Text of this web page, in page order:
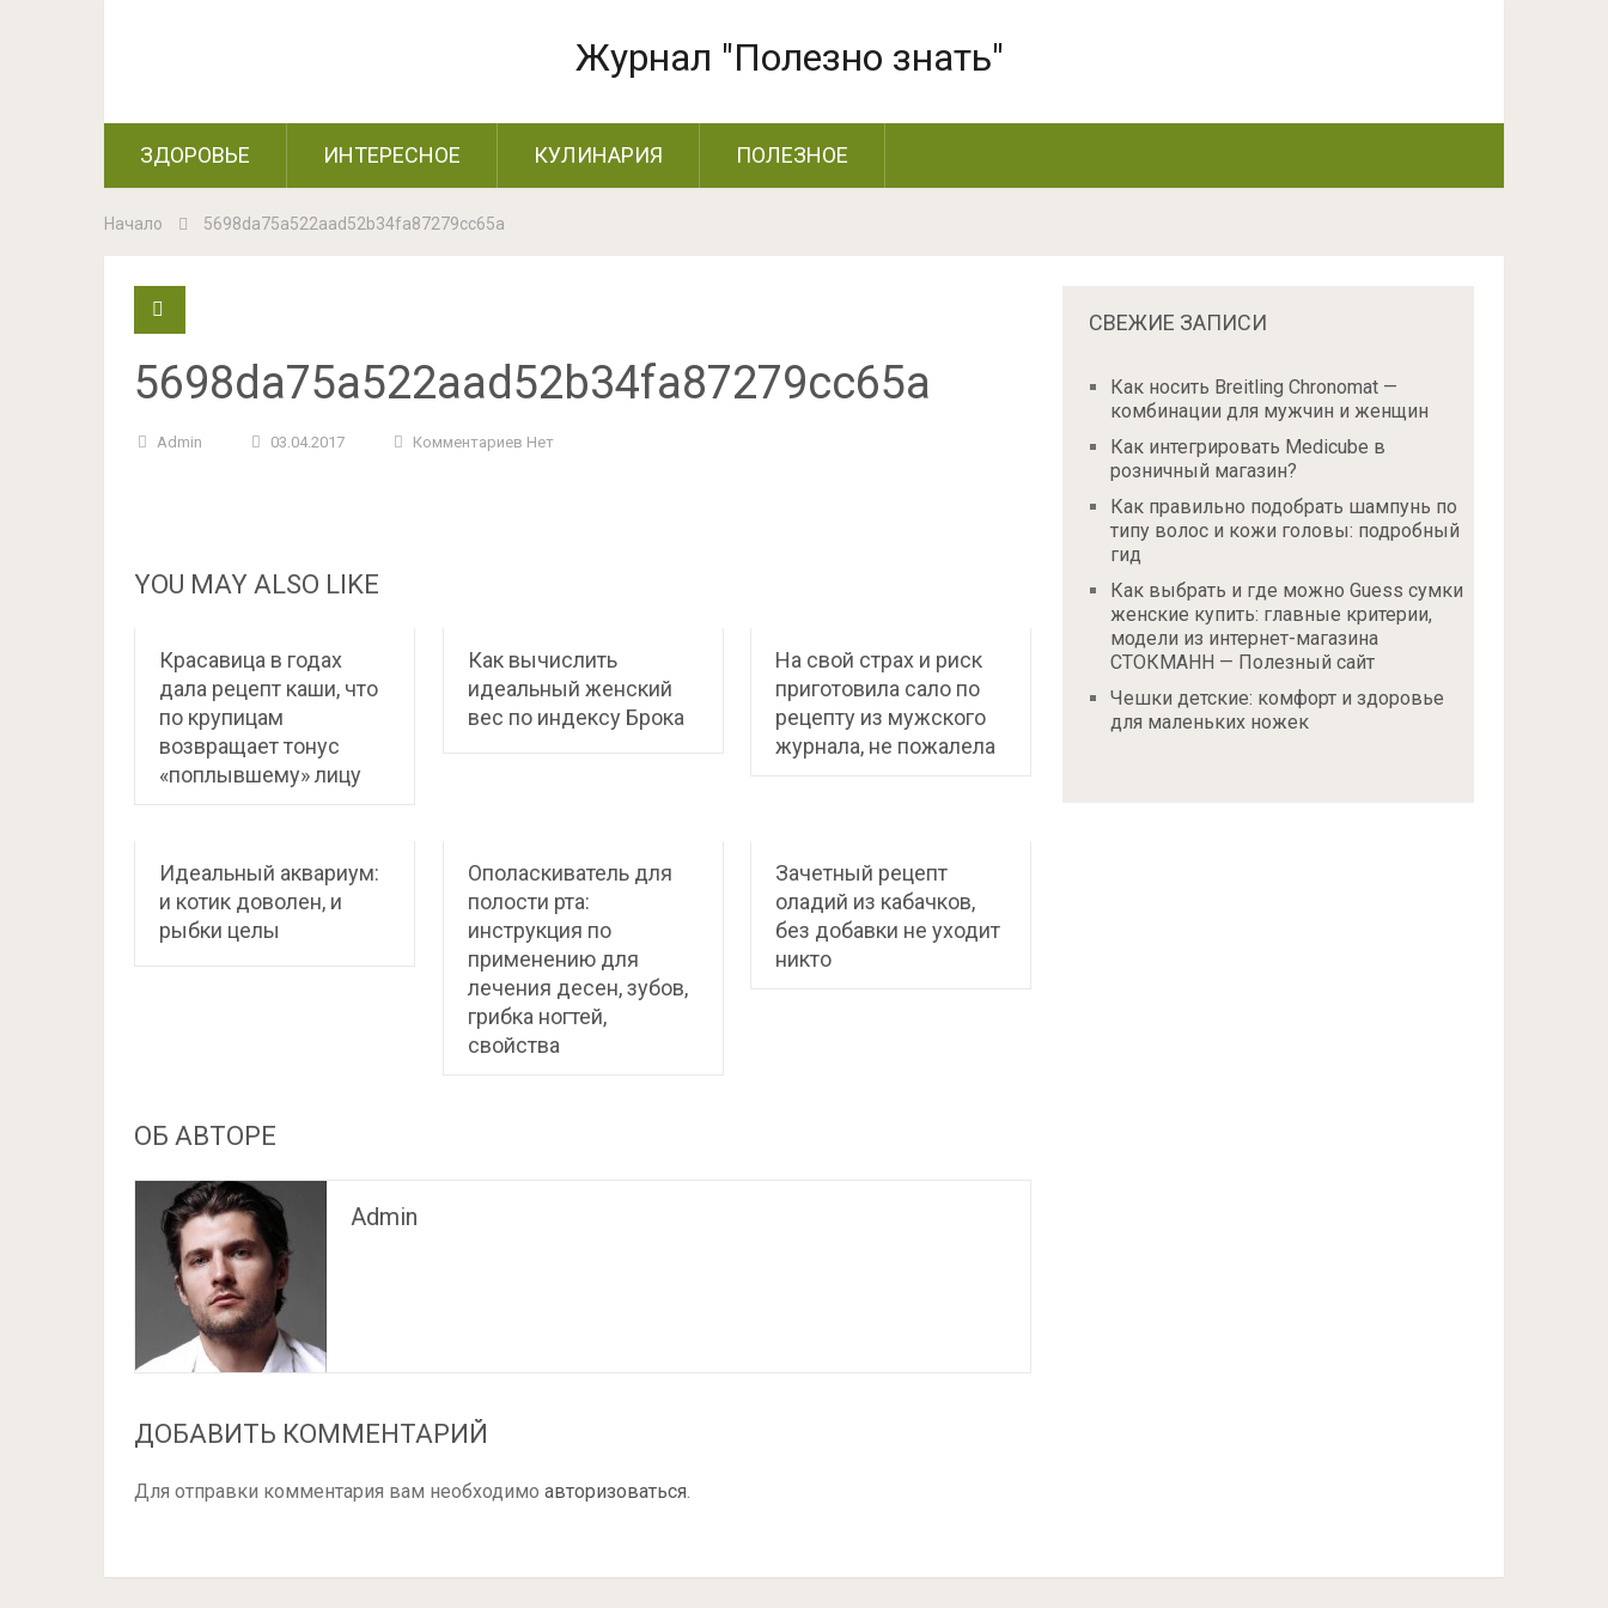
Журнал "Полезно знать"
ЗДОРОВЬЕ ИНТЕРЕСНОЕ КУЛИНАРИЯ ПОЛЕЗНОЕ
Начало 5698da75a522aad52b34fa87279cc65a
5698da75a522aad52b34fa87279cc65a
Admin 03.04.2017 Комментариев Нет
YOU MAY ALSO LIKE
Красавица в годах
дала рецепт каши, что
по крупицам
возвращает тонус
«поплывшему» лицу
Как вычислить
идеальный женский
вес по индексу Брока
На свой страх и риск
приготовила сало по
рецепту из мужского
журнала, не пожалела
Идеальный аквариум:
и котик доволен, и
рыбки целы
Ополаскиватель для
полости рта:
инструкция по
применению для
лечения десен, зубов,
грибка ногтей,
свойства
Зачетный рецепт
оладий из кабачков,
без добавки не уходит
никто
ОБ АВТОРЕ
Admin
ДОБАВИТЬ КОММЕНТАРИЙ
Для отправки комментария вам необходимо авторизоваться.
СВЕЖИЕ ЗАПИСИ
Как носить Breitling Chronomat —
комбинации для мужчин и женщин
Как интегрировать Medicube в
розничный магазин?
Как правильно подобрать шампунь по
типу волос и кожи головы: подробный
гид
Как выбрать и где можно Guess сумки
женские купить: главные критерии,
модели из интернет-магазина
СТОКМАНН — Полезный сайт
Чешки детские: комфорт и здоровье
для маленьких ножек